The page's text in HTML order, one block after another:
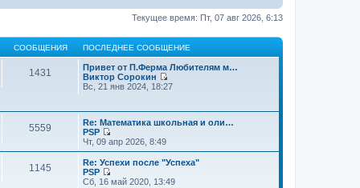
Текущее время: Пт, 07 авг 2026, 6:13
СООБЩЕНИЯ ПОСЛЕДНЕЕ СООБЩЕНИЕ
1431
Привет от П.Ферма Любителям м…
Виктор Сорокин
П
е
й
к
п
с
Вс, 21 янв 2024, 18:27
5559
Re: Математика школьная и оли…
PSP
П
е
р
е
й
Чт, 09 апр 2026, 8:49
1145
Re: Успехи после "Успеха"
PSP
П
Сб, 16 май 2020, 13:49